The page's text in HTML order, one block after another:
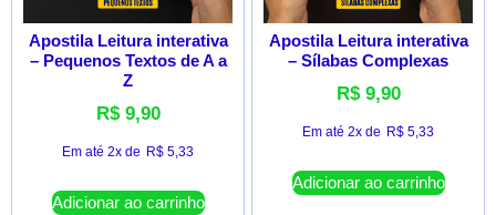
Apostila Leitura interativa
– Pequenos Textos de A a
Z
R$9,90
Em até 2x de R$ 5,33
Adicionar ao carrinho
Apostila Leitura interativa
– Sílabas Complexas
R$9,90
Em até 2x de R$ 5,33
Adicionar ao carrinho